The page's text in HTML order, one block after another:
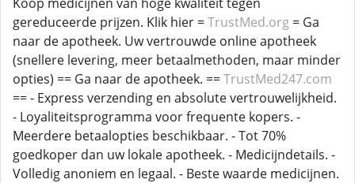
gereduceerde prijzen. Klik hier =TrustMed.org = Ga
naar de apotheek. Uw vertrouwde online apotheek
(snellere levering, meer betaalmethoden, maar minder
opties) == Ga naar de apotheek. ==TrustMed247.com
== - Express verzending en absolute vertrouwelijkheid.
- Loyaliteitsprogramma voor frequente kopers. -
Meerdere betaalopties beschikbaar. - Tot 70%
goedkoper dan uw lokale apotheek. - Medicijndetails. -
Volledig anoniem en legaal. - Beste waarde medicijnen.